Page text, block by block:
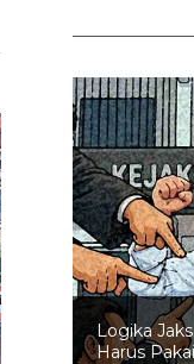
Logika
Harus